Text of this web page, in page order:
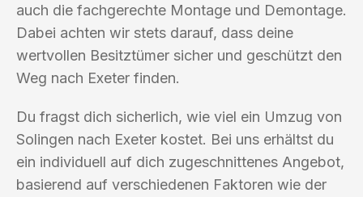
auch die fachgerechte Montage und Demontage.
Dabei achten wir stets darauf, dass deine
wertvollen Besitztümer sicher und geschützt den
Weg nach Exeter finden.
Du fragst dich sicherlich, wie viel ein Umzug von
Solingen nach Exeter kostet. Bei uns erhältst du
ein individuell auf dich zugeschnittenes Angebot,
basierend auf verschiedenen Faktoren wie der